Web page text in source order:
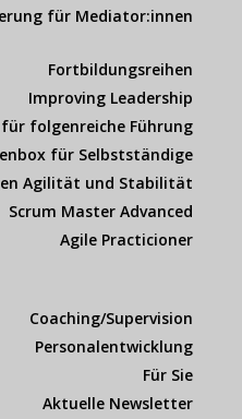
für Mediator:innen
Fortbildungsreihen
Improving Leadership
folgenreiche Führung
für Selbstständige
Agilität und Stabilität
Scrum Master Advanced
Agile Practicioner
Coaching/Supervision
Personalentwicklung
Für Sie
Aktuelle Newsletter